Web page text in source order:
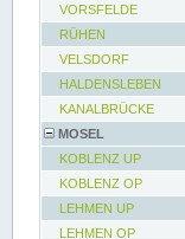
VORSFELDE
RÜHEN
VELSDORF
HALDENSLEBEN
KANALBRÜCKE
MOSEL
KOBLENZ UP
KOBLENZ OP
LEHMEN UP
LEHMEN OP